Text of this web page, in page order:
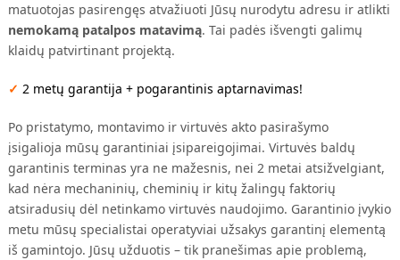
matuotojas pasirengęs atvažiuoti Jūsų nurodytu adresu ir atlikti
nemokamą patalpos matavimą. Tai padės išvengti galimų
klaidų patvirtinant projektą.
✓ 2 metų garantija + pogarantinis aptarnavimas!
Po pristatymo, montavimo ir virtuvės akto pasirašymo
įsigalioja mūsų garantiniai įsipareigojimai. Virtuvės baldų
garantinis terminas yra ne mažesnis, nei 2 metai atsižvelgiant,
kad nėra mechaninių, cheminių ir kitų žalingų faktorių
atsiradusių dėl netinkamo virtuvės naudojimo. Garantinio įvykio
metu mūsų specialistai operatyviai užsakys garantinį elementą
iš gamintojo. Jūsų užduotis – tik pranešimas apie problemą,